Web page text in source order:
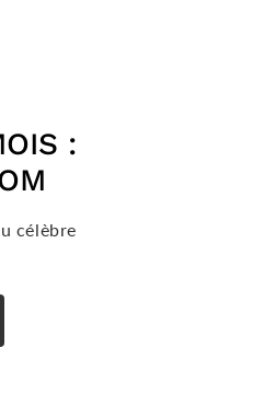
:
célèbre